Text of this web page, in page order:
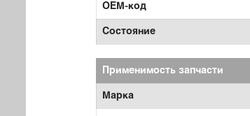
OEM-код
Состояние
Применимость запчасти
Марка